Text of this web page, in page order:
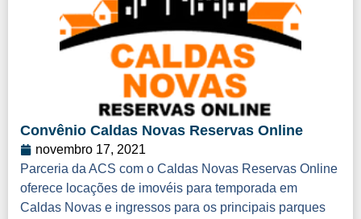
Convênio Caldas Novas Reservas Online
novembro 17, 2021
Parceria da ACS com o Caldas Novas Reservas Online
oferece locações de imovéis para temporada em
Caldas Novas e ingressos para os principais parques